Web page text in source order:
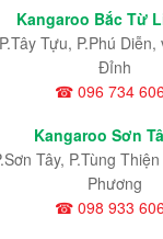
Kangaroo Bắc Từ
P.Tây Tựu, P.Phú Diễn,
Đỉnh
☎ 096 734
Kangaroo Sơn
Tây, P.Tùng
Phương
☎ 098 933